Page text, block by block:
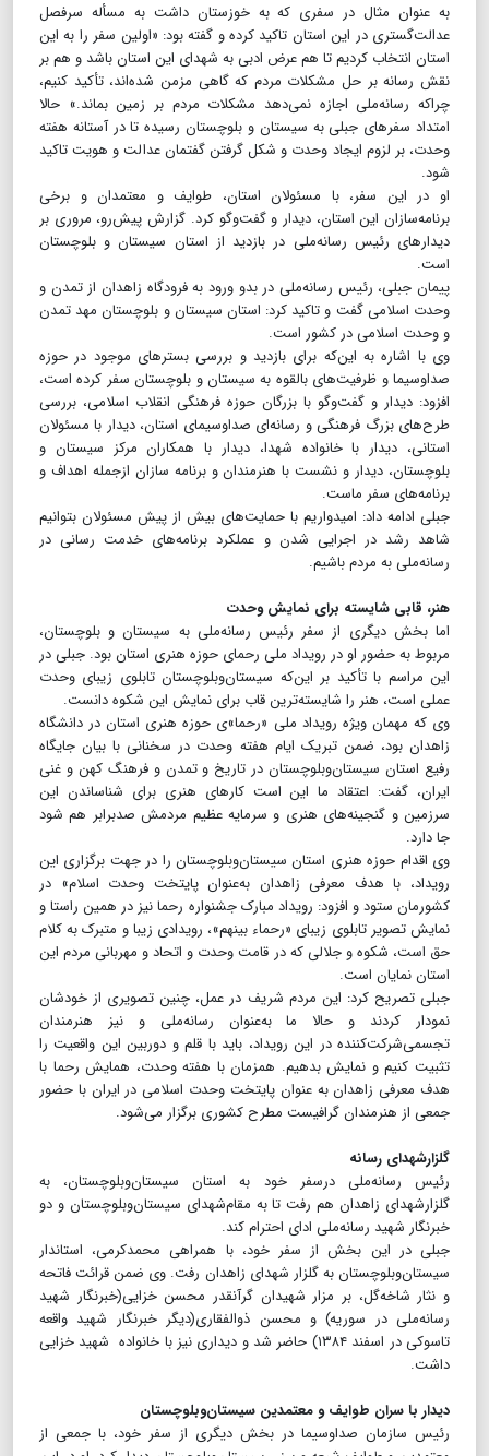
به عنوان مثال در سفری که به خوزستان داشت به مسأله سرفصل
عدالت‌گستری در این استان تاکید کرده و گفته بود: «اولین سفر را به این
استان انتخاب کردیم تا هم عرض ادبی به شهدای این استان باشد و هم بر
نقش رسانه بر حل مشکلات مردم که گاهی مزمن شده‌اند، تأکید کنیم،
چراکه رسانه‌ملی اجازه نمی‌دهد مشکلات مردم بر زمین بماند.» حالا
امتداد سفرهای جبلی به سیستان و بلوچستان رسیده تا در آستانه هفته
وحدت، بر لزوم ایجاد وحدت و شکل گرفتن گفتمان عدالت و هویت تاکید
شود.
او در این سفر، با مسئولان استان، طوایف و معتمدان و برخی
برنامه‌سازان این استان، دیدار و گفت‌وگو کرد. گزارش پیش‌رو، مروری بر
دیدارهای رئیس رسانه‌ملی در بازدید از استان سیستان و بلوچستان
است.
پیمان جبلی، رئیس رسانه‌ملی در بدو ورود به فرودگاه زاهدان از تمدن و
وحدت اسلامی گفت و تاکید کرد: استان سیستان و بلوچستان مهد تمدن
و وحدت اسلامی در کشور است.
وی با اشاره به این‌که برای بازدید و بررسی بستر‌های موجود در حوزه
صداوسیما و ظرفیت‌های بالقوه به سیستان و بلوچستان سفر کرده است،
افزود: دیدار و گفت‌وگو با بزرگان حوزه فرهنگی انقلاب اسلامی، بررسی
طرح‌های بزرگ فرهنگی و رسانه‌ای صداوسیمای استان، دیدار با مسئولان
استانی، دیدار با خانواده شهدا، دیدار با همکاران مرکز سیستان و
بلوچستان، دیدار و نشست با هنرمندان و برنامه سازان ازجمله اهداف و
برنامه‌های سفر ماست.
جبلی ادامه داد: امیدواریم با حمایت‌های بیش از پیش مسئولان بتوانیم
شاهد رشد در اجرایی شدن و عملکرد برنامه‌های خدمت رسانی در
رسانه‌ملی به مردم باشیم.
هنر، قابی شایسته برای نمایش وحدت
اما بخش دیگری از سفر رئیس رسانه‌ملی به سیستان و بلوچستان،
مربوط به حضور او در رویداد ملی رحمای حوزه هنری استان بود. جبلی در
این مراسم با تأکید بر این‌که سیستان‌و‌بلوچستان تابلوی زیبای وحدت
عملی است، هنر را شایسته‌ترین قاب برای نمایش این شکوه دانست.
وی که مهمان ویژه رویداد ملی «رحما»ی حوزه هنری استان در دانشگاه
زاهدان بود، ضمن تبریک ایام هفته وحدت در سخنانی با بیان جایگاه
رفیع استان سیستان‌وبلوچستان در تاریخ و تمدن و فرهنگ کهن و غنی
ایران، گفت: اعتقاد ما این است کارهای هنری برای شناساندن این
سرزمین و گنجینه‌های هنری و سرمایه عظیم مردمش صدبرابر هم شود
جا دارد.
وی اقدام حوزه هنری استان سیستان‌وبلوچستان را در جهت برگزاری این
رویداد، با هدف معرفی زاهدان به‌عنوان پایتخت وحدت اسلام» در
کشورمان ستود و افزود: رویداد مبارک جشنواره رحما نیز در همین راستا و
نمایش تصویر تابلوی زیبای «رحماء بینهم»، رویدادی زیبا و متبرک به کلام
حق است، شکوه و‌ جلالی که در قامت وحدت و اتحاد و مهربانی مردم این
استان نمایان است.
جبلی تصریح کرد: این مردم شریف در عمل، چنین تصویری از خودشان
نمودار کردند و حالا ما به‌عنوان رسانه‌ملی و نیز هنرمندان
تجسمی‌شرکت‌کننده در این رویداد، باید با قلم و دوربین این واقعیت را
تثبیت کنیم و نمایش بدهیم. همز‌مان با هفته وحدت، همایش رحما با
هدف معرفی زاهدان به عنوان پایتخت وحدت اسلامی در ایران با حضور
جمعی از هنرمندان گرافیست مطرح کشوری برگزار می‌شود.
گلزارشهدای رسانه
رئیس رسانه‌ملی درسفر خود به استان سیستان‌وبلوچستان، به
گلزارشهدای زاهدان هم رفت تا به مقام‌شهدای سیستان‌وبلوچستان و دو
خبرنگار شهید رسانه‌ملی ادای احترام کند.
جبلی در این بخش از سفر خود، با همراهی محمدکرمی، استاندار
سیستان‌وبلوچستان به گلزار شهدای زاهدان رفت. وی ضمن قرائت فاتحه
و نثار شاخه‌گل، بر مزار شهیدان گرآنقدر محسن خزایی(خبرنگار شهید
رسانه‌ملی در سوریه) و محسن ذوالفقاری(دیگر خبرنگار شهید واقعه
تاسوکی در اسفند ۱۳۸۴) حاضر شد و دیداری نیز با خانواده شهید خزایی
داشت.
دیدار با سران طوایف و معتمدین سیستان‌وبلوچستان
رئیس سازمان صداوسیما در بخش دیگری از سفر خود، با جمعی از